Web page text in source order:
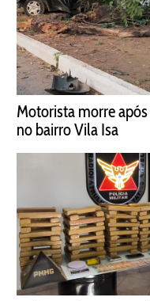
Motorista morre
no bairro Vila Isa